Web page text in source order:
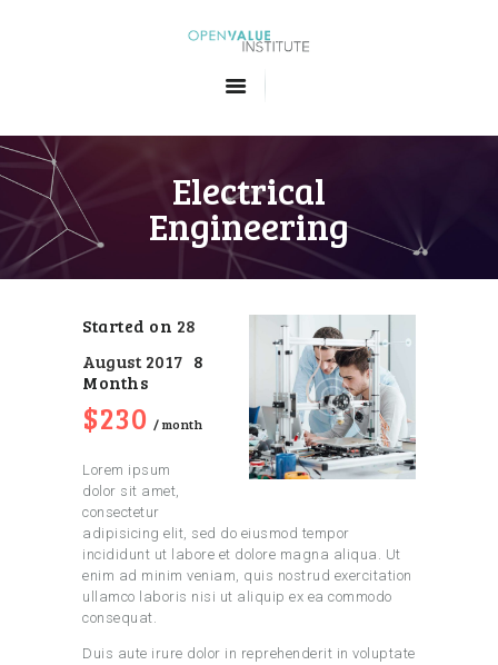
Electrical
Engineering
Openvalue Institute
Formations en Big Data et en Intelligence Artificielle
ACCUEIL
LES FORMATIONS
QUI SOMMES-NOUS
CONTACT
Started on 28
August 2017 8
Months
$230 month
Lorem ipsum
dolor sit amet,
consectetur
adipisicing elit, sed do eiusmod tempor
incididunt ut labore et dolore magna aliqua. Ut
enim ad minim veniam, quis nostrud exercitation
ullamco laboris nisi ut aliquip ex ea commodo
consequat.
Duis aute irure dolor in reprehenderit in voluptate